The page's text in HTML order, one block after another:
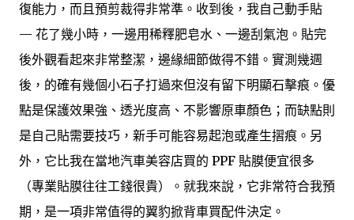
復能力，而且預剪裁得非常準。收到後，我自己動手貼
— 花了幾小時，一邊用稀釋肥皂水、一邊刮氣泡。貼完
後外觀看起來非常整潔，邊緣細節做得不錯。實測幾週
後，的確有幾個小石子打過來但沒有留下明顯石擊痕。優
點是保護效果強、透光度高、不影響原車顏色；而缺點則
是自己貼需要技巧，新手可能容易起泡或產生摺痕。另
外，它比我在當地汽車美容店買的 PPF 貼膜便宜很多
（專業貼膜往往工錢很貴）。就我來說，它非常符合我預
期，是一項非常值得的翼豹掀背車買配件決定。